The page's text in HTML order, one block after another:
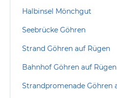
Halbinsel Mönchgut
Seebrücke Göhren
Strand Göhren auf Rügen
Bahnhof Göhren auf Rügen